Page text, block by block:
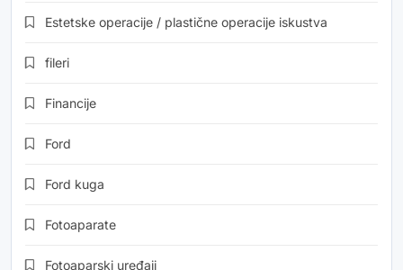
Estetske operacije / plastične operacije iskustva
fileri
Financije
Ford
Ford kuga
Fotoaparate
Fotoaparski uređaji